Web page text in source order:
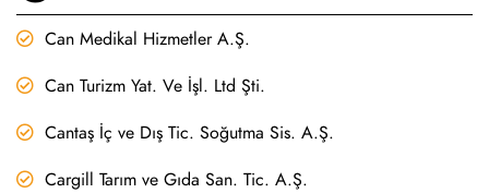
Can Medikal Hizmetler A.Ş.
Can Turizm Yat. Ve İşl. Ltd Şti.
Cantaş İç ve Dış Tic. Soğutma Sis. A.Ş.
Cargill Tarım ve Gıda San. Tic. A.Ş.